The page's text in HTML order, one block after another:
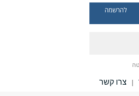
להרשמה
| צרו קשר